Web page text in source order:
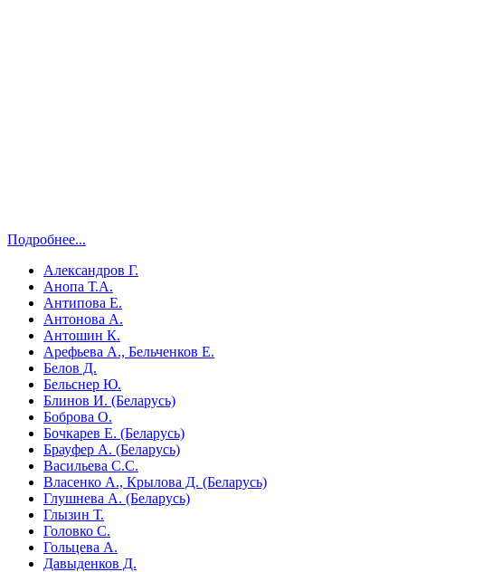
Подробнее...
Александров Г.
Анопа Т.А.
Антипова Е.
Антонова А.
Антошин К.
Арефьева А., Бельченков Е.
Белов Д.
Бельснер Ю.
Блинов И. (Беларусь)
Боброва О.
Бочкарев Е. (Беларусь)
Брауфер А. (Беларусь)
Васильева С.С.
Власенко А., Крылова Д. (Беларусь)
Глушнева А. (Беларусь)
Глызин Т.
Головко С.
Гольцева А.
Давыденков Д.